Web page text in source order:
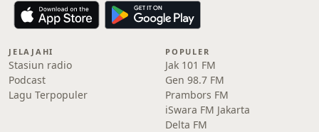
JELAJAHI
Stasiun radio
Podcast
Lagu Terpopuler
POPULER
Jak 101 FM
Gen 98.7 FM
Prambors FM
iSwara FM Jakarta
Delta FM